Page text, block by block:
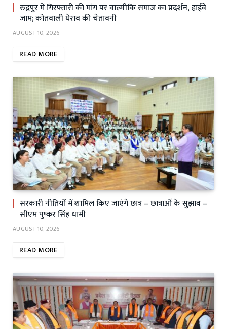
रुद्रपुर में गिरफ्तारी की मांग पर वाल्मीकि समाज का प्रदर्शन, हाईवे
जाम; कोतवाली घेराव की चेतावनी
AUGUST 10, 2026
READ MORE
सरकारी नीतियों में शामिल किए जाएंगे छात्र – छात्राओं के सुझाव –
सीएम पुष्कर सिंह धामी
AUGUST 10, 2026
READ MORE